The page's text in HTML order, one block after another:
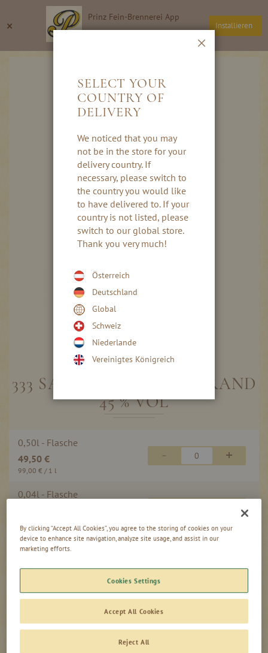
× Prinz Fein-Brennerei App
Installieren
Inhalt
Suche
beginning
of
333 SAUBIRNE HAFELE BRAND
45 % VOL
Produkte
Artikel
0,50l - Flasche
49,50 €
99,00 € / 1 l
- +
0,04l - Flasche
By clicking “Accept All Cookies”, you agree to the storing of cookies on your
device to enhance site navigation, analyze site usage, and assist in our
marketing efforts.
Cookies Settings
Reject All
Accept All Cookies
SELECT YOUR
COUNTRY OF
DELIVERY
We noticed that you may
not be in the store for your
delivery country. If
necessary, please switch to
the country you would like
to have delivered to. If your
country is not listed, please
switch to our global store.
Thank you very much!
Österreich
Deutschland
Global
Schweiz
Niederlande
Vereinigtes Königreich